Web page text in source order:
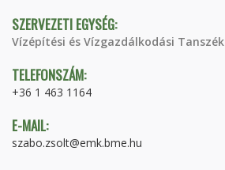
SZERVEZETI EGYSÉG:
Vízépítési és Vízgazdálkodási Tanszék
TELEFONSZÁM:
+36 1 463 1164
E-MAIL:
szabo.zsolt@emk.bme.hu